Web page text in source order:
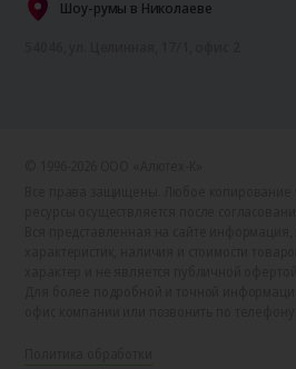
Шоу-румы в Николаеве